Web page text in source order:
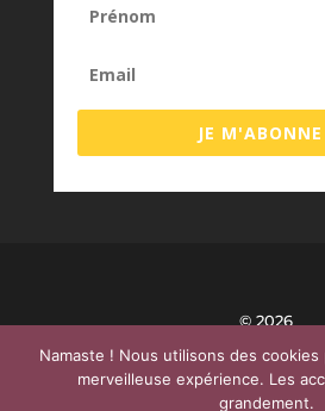
JE
© 2026
Le Yoga de Gigi | Mentions légales
Namaste ! Nous utilisons des
merveilleuse expérience. Les
grandement.